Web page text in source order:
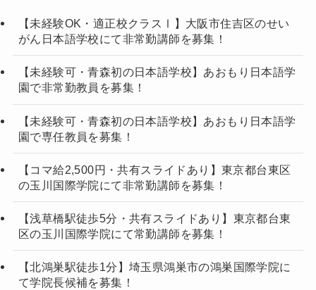
【未経験OK・適正校クラスⅠ】大阪市住吉区のせい
がん日本語学校にて非常勤講師を募集！
【未経験可・青森初の日本語学校】あおもり日本語学
園で非常勤教員を募集！
【未経験可・青森初の日本語学校】あおもり日本語学
園で専任教員を募集！
【コマ給2,500円・共有スライドあり】東京都台東区
の玉川国際学院にて非常勤講師を募集！
【浅草橋駅徒歩5分・共有スライドあり】東京都台東
区の玉川国際学院にて常勤講師を募集！
【北鴻巣駅徒歩1分】埼玉県鴻巣市の鴻巣国際学院に
て学院長候補を募集！